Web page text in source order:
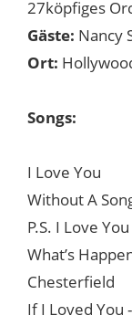
27köpfiges
Gäste: Nancy
Ort:
Songs:
I Love You
Without A
P.S. I Love You
What’s
Chesterfield
If I Loved You